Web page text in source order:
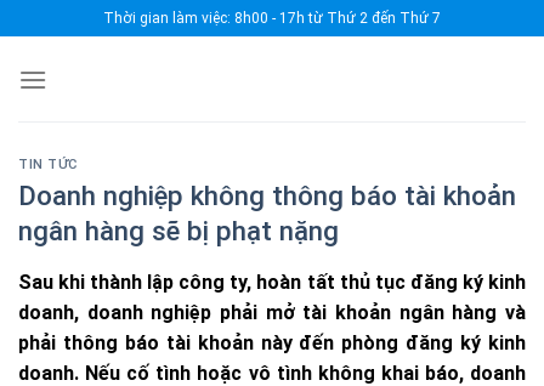
to
content
Thời gian làm việc: 8h00 - 17h từ Thứ 2 đến Thứ 7
TIN TỨC
Doanh nghiệp không thông báo tài khoản
ngân hàng sẽ bị phạt nặng
Sau khi thành lập công ty, hoàn tất thủ tục đăng ký kinh
doanh, doanh nghiệp phải mở tài khoản ngân hàng và
phải thông báo tài khoản này đến phòng đăng ký kinh
doanh. Nếu cố tình hoặc vô tình không khai báo, doanh